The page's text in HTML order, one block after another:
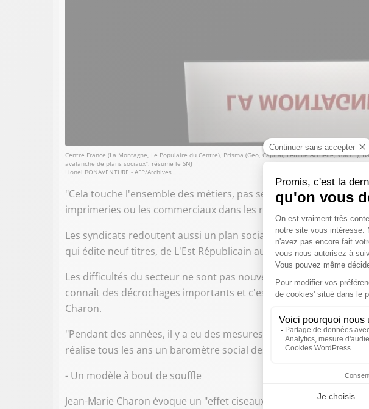
Centre France (La Montagne, Le Populaire du Centre), Prisma (Geo, Capital, Femme Actuelle, Voici...),
avalanche de plans sociaux", résume le SNJ
Lionel BONAVENTURE - AFP/Archives
"Cela touche l'ensemble des métiers, pas seulement les
imprimeries ou les commerciaux dans les régies publicitaires,
Les syndicats redoutent aussi un plan social à venir dans le
qui édite neuf titres, de L'Est Républicain au Progrès.
Les difficultés du secteur ne sont pas nouvelles mais, désormais,
connaît des décrochages importants et c'est généralisé", selon le
Charon.
"Pendant des années, il y a eu des mesures d'adaptation mais, là,
réalise tous les ans un baromètre social des médias.
- Un modèle à bout de souffle
Jean-Marie Charon évoque un "effet ciseaux" qui vient de loin.